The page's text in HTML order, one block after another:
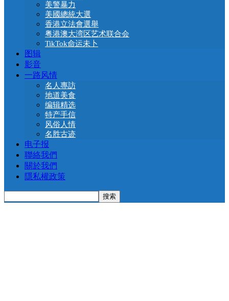
美警暴力
美國總統大選
香港立法會選舉
粤港澳大湾区艺术联合会
TikTok命运未卜
图辑
影音
一路风情
名人專訪
地道美食
编辑精选
特产手信
风俗人情
名胜古迹
电子报
聯絡我們
關於我們
隱私權政策